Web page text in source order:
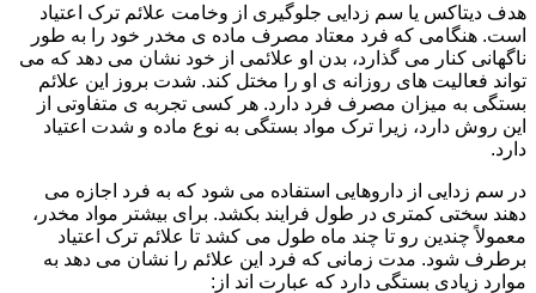
هدف دیتاکس یا سم زدایی جلوگیری از وخامت علائم ترک اعتیاد
است. هنگامی که فرد معتاد مصرف ماده ی مخدر خود را به طور
ناگهانی کنار می گذارد، بدن او علائمی از خود نشان می دهد که می
تواند فعالیت های روزانه ی او را مختل کند. شدت بروز این علائم
بستگی به میزان مصرف فرد دارد. هر کسی تجربه ی متفاوتی از
این روش دارد، زیرا ترک مواد بستگی به نوع ماده و شدت اعتیاد
دارد.
در سم زدایی از داروهایی استفاده می شود که به فرد اجازه می
دهند سختی کمتری در طول فرایند بکشد. برای بیشتر مواد مخدر،
معمولاً چندین رو تا چند ماه طول می کشد تا علائم ترک اعتیاد
برطرف شود. مدت زمانی که فرد این علائم را نشان می دهد به
موارد زیادی بستگی دارد که عبارت اند از: